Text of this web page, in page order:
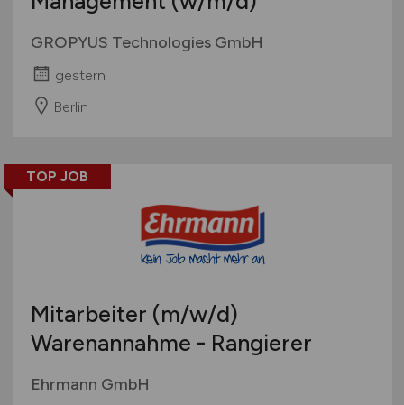
GROPYUS Technologies GmbH
gestern
Berlin
TOP JOB
Mitarbeiter (m/w/d)
Warenannahme - Rangierer
Ehrmann GmbH